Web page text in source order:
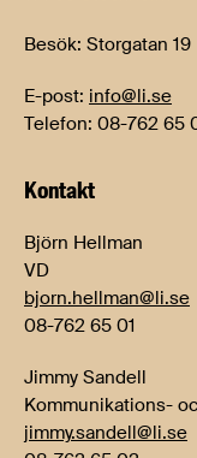
Besök: Storgatan 19
E-post: info@li.se
Telefon: 08-762 65
Kontakt
Björn Hellman
VD
bjorn.hellman@li.se
08-762 65 01
Jimmy Sandell
Kommunikations-
jimmy.sandell@li.se